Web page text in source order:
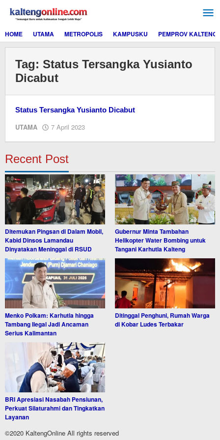
konten
HOME
UTAMA METROPOLIS KAMPUSKU PEMPROV KALTENG
Tag: Status Tersangka Yusianto
Dicabut
Status Tersangka Yusianto Dicabut
UTAMA 7 April 2023
Recent Post
Ditemukan Pingsan di Dalam Mobil,
Kabid Dinsos Lamandau
Dinyatakan Meninggal di RSUD
Gubernur Minta Tambahan
Helikopter Water Bombing untuk
Tangani Karhutla Kalteng
Menko Polkam: Karhutla hingga
Tambang Ilegal Jadi Ancaman
Serius Kalimantan
Ditinggal Penghuni, Rumah Warga
di Kobar Ludes Terbakar
BRI Apresiasi Nasabah Pensiunan,
Perkuat Silaturahmi dan Tingkatkan
Layanan
©2020 KaltengOnline All rights reserved